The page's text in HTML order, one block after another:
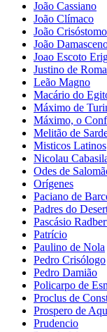
João Cassiano
João Clímaco
João Crisóstomo
João
Joao Escoto
Justino de Roma
Leão Magno
Macário do
Máximo de
Máximo, o
Melitão de
Misticos Latinos
Nicolau
Odes de
Orígenes
Paciano de
Padres do
Pascásio
Patrício
Paulino de Nola
Pedro Crisólogo
Pedro Damião
Policarpo de
Proclus de
Prospero de
Prudencio